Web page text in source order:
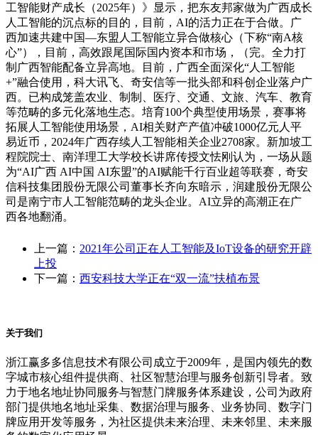
工智能财产成长（2025年）》显示，把东友邦家做为广西成长
人工智能的沉点标的目的，目前，AI的活力正在于合做。广
西加速共建中国—东盟人工智能立异合做核心（下称“南A核
心”），目前，高效跟尾国际国内资本和市场，（完。全力打
制广西智能配备立异高地。目前，广西全面深化“人工智能
+”融合使用，科大讯飞、奇安信等一批头部和科创企业落户广
西。已构成笼盖农业、制制、医疗、交通、文旅、汽车、教育
等范畴的多元化落地生态。培育100个典型使用场景，赛事将
拓展人工智能使用场景，AI相关财产产值冲破1000亿元人平
易近币，2024年广西存续人工智能相关企业2708家。新加坡工
程院院士、南洋理工大学校长讲席传授文怯刚认为，一场从题
为“AI广西 AI中国 AI东盟”的AI赋能千行百业超等联赛，奇安
信科技集团股份无限公司董事长齐向东暗示，润建股份无限公
司是南宁市人工智能范畴的龙头企业。AI立异的高潮正在广
西各地翻涌。
上一篇： 2021年公司正在人工智能及IoT设备的研究开辟
上投
下一篇： 西安科技大学正在“双一流”扶植布景
关于我们
浙江赢多多信息技术有限公司成立于2009年，是国内领先的数
字城市核心组件提供商、社区智慧治理与服务创新引导者。致
力于地名地址协同服务与智慧门牌服务体系建设，公司为政府
部门提供地名地址采集、数据治理与服务、业务协同、数字门
牌应用开发等服务，为社区提供未来治理、未来邻里、未来服